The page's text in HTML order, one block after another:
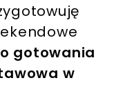
o gotowania
w